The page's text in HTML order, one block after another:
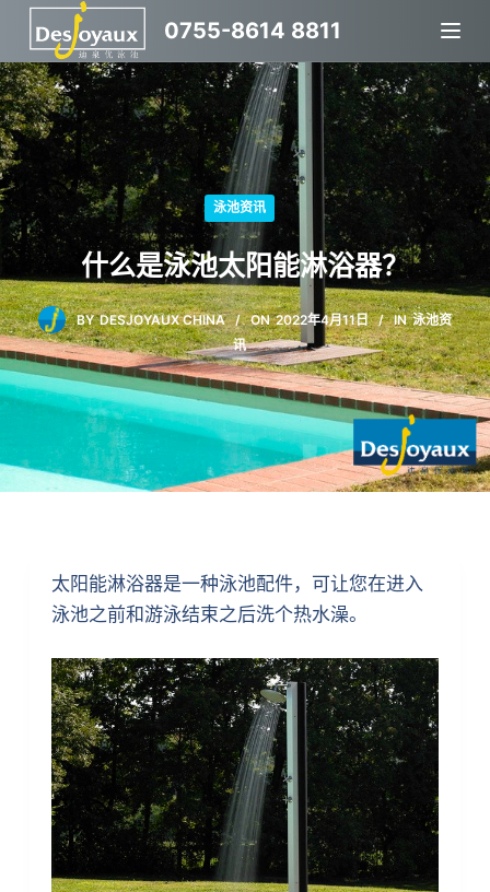
跳
过
内
容
0755-8614 8811
泳池资讯
什么是泳池太阳能淋浴器？
BY DESJOYAUX CHINA ON 2022年4月11日 IN 泳池资
讯
太阳能淋浴器是一种泳池配件，可让您在进入
泳池之前和游泳结束之后洗个热水澡。